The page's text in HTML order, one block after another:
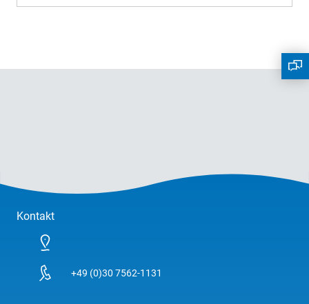
Kontakt
+49 (0)30 7562-1131